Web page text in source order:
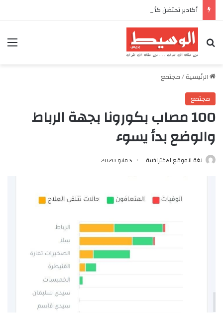
بحث عن
الرئيسية/مجتمع
مجتمع
100 مصاب بكورونا بجهة الرباط
والوضع بدأ يسوء
لغة الموقع الافتراضية 5 مايو 2020